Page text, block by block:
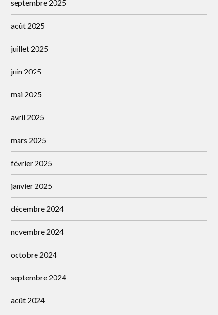
septembre 2025
août 2025
juillet 2025
juin 2025
mai 2025
avril 2025
mars 2025
février 2025
janvier 2025
décembre 2024
novembre 2024
octobre 2024
septembre 2024
août 2024